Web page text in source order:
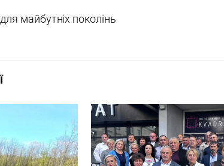
майбутніх поколінь